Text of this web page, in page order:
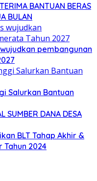
BANTUAN BERAS
BULAN
pembangunan
Salurkan Bantuan
SUMBER DANA DESA
BLT Tahap Akhir &
Tahun 2024